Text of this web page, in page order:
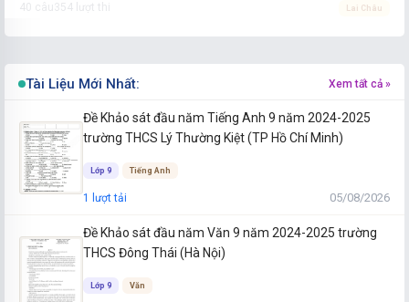
40 câu 354 lượt thi Lai Châu
Hòa
40 câu203 lượt thi Khánh Hòa
Thi ngay → 31/07/2026
Đề tuyển sinh vào lớp 10 Tiếng Anh năm 2026-2027 Hưng Yên
Thi ngay → 31/07/2026
Đề tuyển sinh vào lớp 10 Tiếng Anh năm 2026-2027 Hà Tĩnh
Tài Liệu Mới Nhất: Xem tất cả »
Đề Khảo sát đầu năm Tiếng Anh 9 năm 2024-2025
trường THCS Lý Thường Kiệt (TP Hồ Chí Minh)
Lớp 9 Tiếng Anh
1 lượt tải 05/08/2026
Đề Khảo sát đầu năm Văn 9 năm 2024-2025 trường
THCS Đông Thái (Hà Nội)
Lớp 9 Văn